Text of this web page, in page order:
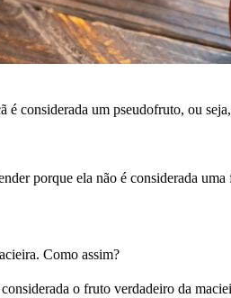
é considerada um pseudofruto, ou
porque ela não é considerada
Como assim?
o fruto verdadeiro da